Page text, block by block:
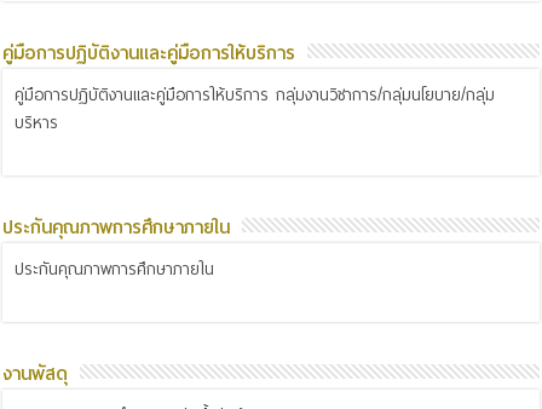
คู่มือการปฏิบัติงานและคู่มือการให้บริการ
คู่มือการปฏิบัติงานและคู่มือการให้บริการ กลุ่มงานวิชาการ/กลุ่มนโยบาย/กลุ่ม
บริหาร
ประกันคุณภาพการศึกษาภายใน
ประกันคุณภาพการศึกษาภายใน
งานพัสดุ